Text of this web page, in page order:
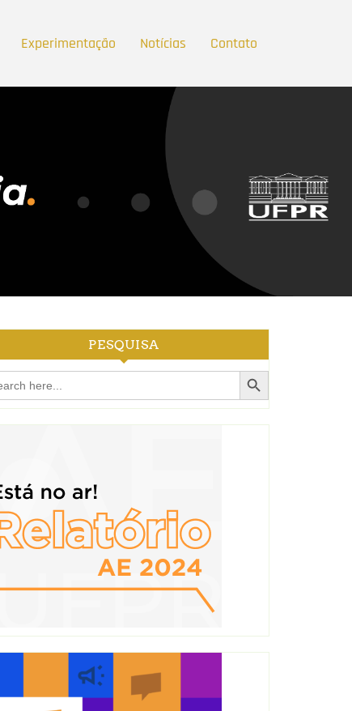
Experimentação Notícias Contato
PESQUISA
Search Button